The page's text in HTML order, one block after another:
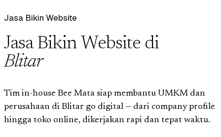
Jasa Bikin Website
Jasa Bikin Website di
Blitar
Tim in-house Bee Mata siap membantu UMKM dan
perusahaan di Blitar go digital — dari company profile
hingga toko online, dikerjakan rapi dan tepat waktu.